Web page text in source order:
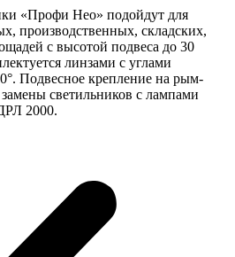
«Профи Нео» подойдут для
производственных, складских,
с высотой подвеса до 30
линзами с углами
Подвесное крепление на рым-
светильников с лампами
2000.